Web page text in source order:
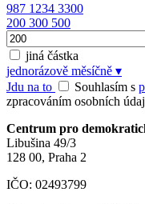
987 1234 3300
200 300 500
jiná částka
jednorázově měsíčně ▾
Jdu na to
Souhlasím s
zpracováním osobních
Centrum pro
Libušina 49/3
128 00, Praha 2
IČO: 02493799